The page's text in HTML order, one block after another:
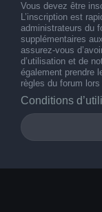
Vous devez être
L’inscription est
administrateurs du
supplémentaires
assurez-vous
d’utilisation et de
également prendre
règles du forum
Conditions